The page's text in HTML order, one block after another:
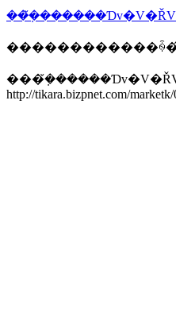
http://tikara.bizpnet.com/